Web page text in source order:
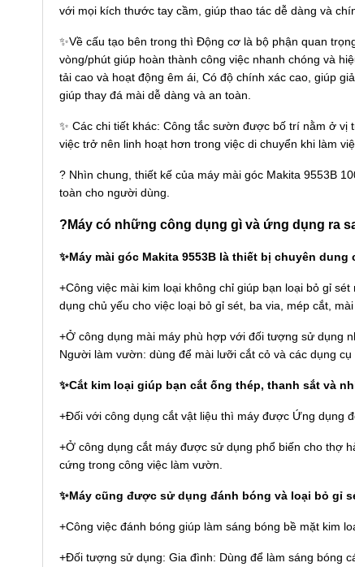
với mọi kích thước tay cầm, giúp thao tác dễ dàng và
✨Về cấu tạo bên trong thì Động cơ là bộ phận quan
vòng/phút giúp hoàn thành công việc nhanh chóng và
tải cao và hoạt động êm ái, Có độ chính xác cao, giúp
giúp thay đá mài dễ dàng và an toàn.
✨ Các chi tiết khác: Công tắc sườn được bố trí nằm ở
việc trở nên linh hoạt hơn trong việc di chuyển khi làm
? Nhìn chung, thiết kế của máy mài góc Makita 9553B
toàn cho người dùng.
?Máy có những công dụng gì và ứng dụng ra
✨Máy mài góc Makita 9553B là thiết bị chuyên
+Công việc mài kim loại không chỉ giúp bạn loại bỏ gỉ
dụng chủ yếu cho việc loại bỏ gỉ sét, ba via, mép cắt,
+Ở công dụng mài máy phù hợp với đối tượng sử dụng
Người làm vườn: dùng để mài lưỡi cắt cỏ và các dụng cụ
✨Cắt kim loại giúp bạn cắt ống thép, thanh sắt và
+Đối với công dụng cắt vật liệu thì máy được Ứng dụng
+Ở công dụng cắt máy được sử dụng phổ biến cho thợ
cứng trong công việc làm vườn.
✨Máy cũng được sử dụng đánh bóng và loại bỏ gỉ
+Công việc đánh bóng giúp làm sáng bóng bề mặt kim
+Đối tượng sử dụng: Gia đình: Dùng để làm sáng bóng